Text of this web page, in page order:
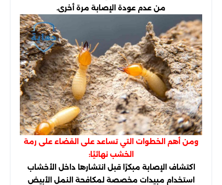
من عدم عودة الإصابة مرة أخرى.
ومن أهم الخطوات التي تساعد على القضاء على رمة
الخشب نهائيًا:
اكتشاف الإصابة مبكرًا قبل انتشارها داخل الأخشاب
استخدام مبيدات مخصصة لمكافحة النمل الأبيض